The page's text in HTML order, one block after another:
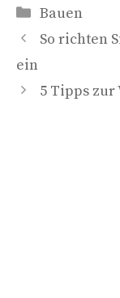
Kategorien
Bauen
So richten
ein
5 Tipps